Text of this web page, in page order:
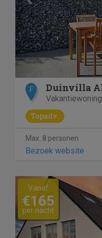
F
Vakantiewoning
Topadv.
Max. 8 personen
Bezoek website
Previous
Vanaf
€165
per nacht